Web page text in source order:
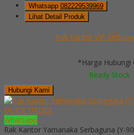
Whatsapp 082229539969
Lihat Detail Produk
Rak Kantor VIP
*Harga Hubungi
Ready Stock
Hubungi Kami
QUICK ORDER
Whatsapp
Rak Kantor Yamanaka Serbaguna (Y-